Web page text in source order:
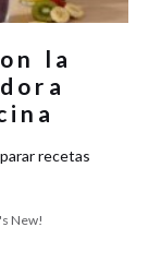
la
recetas
New!